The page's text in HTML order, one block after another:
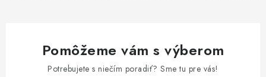
Pomôžeme vám s výberom
Potrebujete s niečím poradiť? Sme tu pre vás!